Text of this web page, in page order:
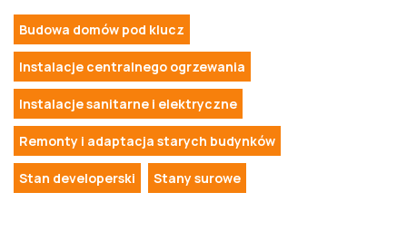
Budowa domów pod klucz
Instalacje centralnego ogrzewania
Instalacje sanitarne i elektryczne
Remonty i adaptacja starych budynków
Stan developerski Stany surowe